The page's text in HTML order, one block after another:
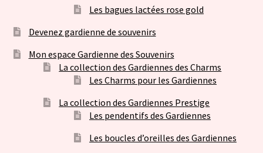
Les bagues lactées rose gold
Devenez gardienne de souvenirs
Mon espace Gardienne des Souvenirs
La collection des Gardiennes des Charms
Les Charms pour les Gardiennes
La collection des Gardiennes Prestige
Les pendentifs des Gardiennes
Les boucles d’oreilles des Gardiennes